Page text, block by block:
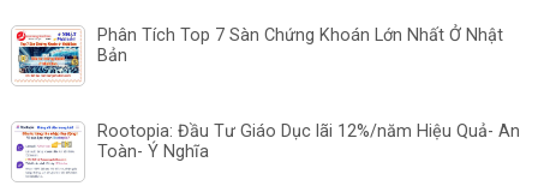
Phân Tích Top 7 Sàn Chứng Khoán Lớn Nhất Ở Nhật
Bản
Rootopia: Đầu Tư Giáo Dục lãi 12%/năm Hiệu Quả- An
Toàn- Ý Nghĩa